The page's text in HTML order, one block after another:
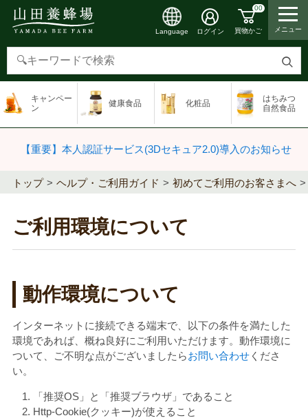
検
す
Language ログイン
00
買物かご メニュー
キャンペー
ン
健康食品 化粧品
はちみつ
自然食品
【重要】本人認証サービス(3Dセキュア2.0)導入のお知らせ
トップ ヘルプ・ご利用ガイド 初めてご利用のお客さまへ
ご利用環境について
動作環境について
インターネットに接続できる端末で、以下の条件を満たした
環境であれば、概ね良好にご利用いただけます。動作環境に
ついて、ご不明な点がございましたらお問い合わせくださ
い。
「推奨OS」と「推奨ブラウザ」であること
Http-Cookie(クッキー)が使えること